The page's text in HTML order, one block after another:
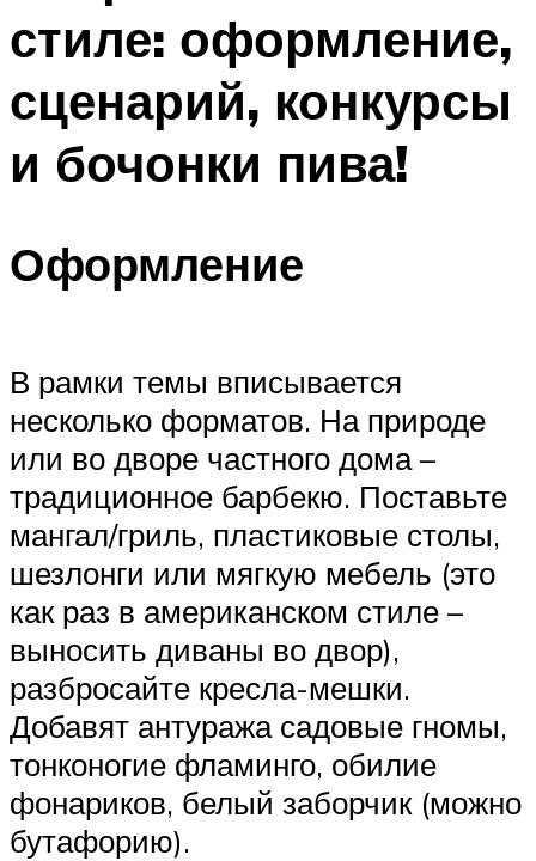
стиле: оформление,
сценарий, конкурсы
и бочонки пива!
Оформление
В рамки темы вписывается
несколько форматов. На природе
или во дворе частного дома –
традиционное барбекю. Поставьте
мангал/гриль, пластиковые столы,
шезлонги или мягкую мебель (это
как раз в американском стиле –
выносить диваны во двор),
разбросайте кресла-мешки.
Добавят антуража садовые гномы,
тонконогие фламинго, обилие
фонариков, белый заборчик (можно
бутафорию).